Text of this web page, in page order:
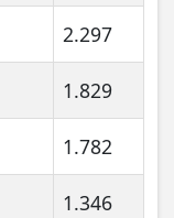
2.297
1.829
1.782
1.346